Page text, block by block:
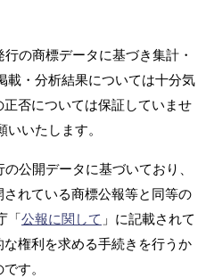
の商標データに基づき集計・
載・分析結果については十分気
否については保証していませ
いたします。
公開データに基づいており、
れている商標公報等と同等の
「公報に関して 」に記載されて
権利を求める手続きを行うか
す。